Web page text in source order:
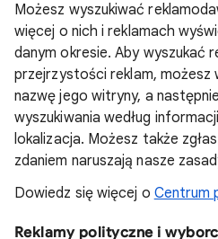
Możesz wyszukiwać
więcej o nich i reklamach
danym okresie. Aby wyszukać
przejrzystości reklam, możesz
nazwę jego witryny, a
wyszukiwania według
lokalizacja. Możesz także
zdaniem naruszają nasze
Dowiedz się więcej o Centrum
Reklamy polityczne i